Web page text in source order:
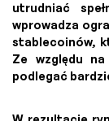
utrudniać
wprowadza
stablecoinów,
Ze względu
podlegać